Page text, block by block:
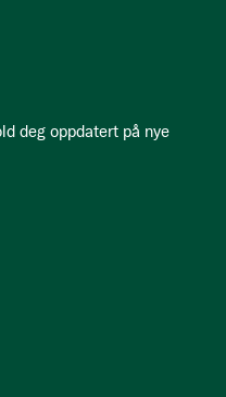
deg oppdatert på nye